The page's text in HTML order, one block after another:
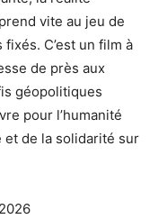
vite au jeu de
C’est un film à
de près aux
géopolitiques
pour l’humanité
et de la solidarité sur